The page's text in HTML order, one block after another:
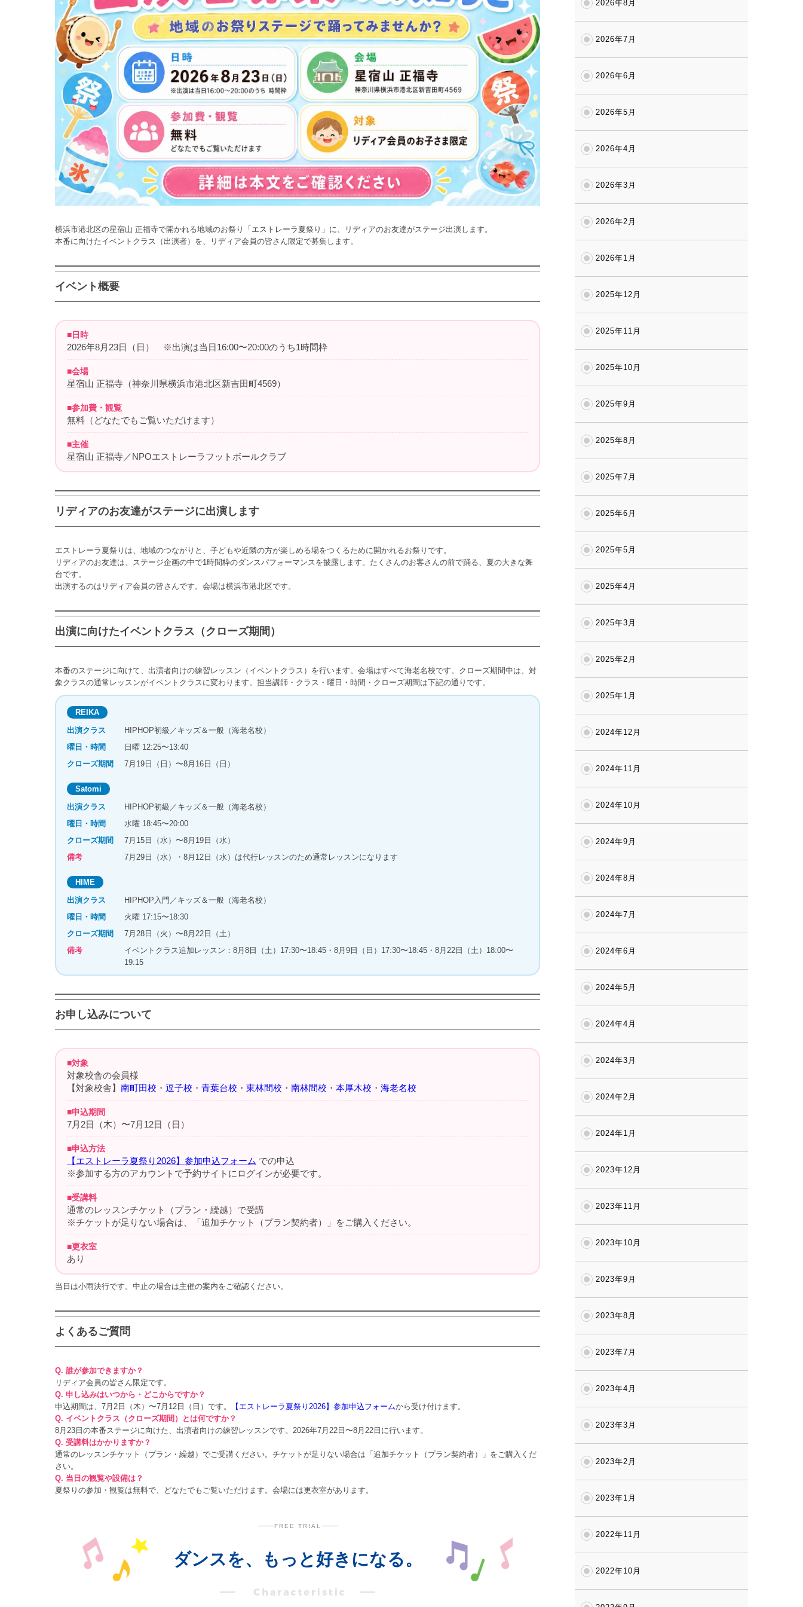
横浜市港北区の星宿山 正福寺で開かれる地域のお祭り「エストレーラ夏祭り」に、リディアのお友達がステージ出演します。
本番に向けたイベントクラス（出演者）を、リディア会員の皆さん限定で募集します。
イベント概要
■日時
2026年8月23日（日） ※出演は当日16:00〜20:00のうち1時間枠
■会場
星宿山 正福寺（神奈川県横浜市港北区新吉田町4569）
■参加費・観覧
無料（どなたでもご覧いただけます）
■主催
星宿山 正福寺／NPOエストレーラフットボールクラブ
リディアのお友達がステージに出演します
エストレーラ夏祭りは、地域のつながりと、子どもや近隣の方が楽しめる場をつくるために開かれるお祭りです。
リディアのお友達は、ステージ企画の中で1時間枠のダンスパフォーマンスを披露します。たくさんのお客さんの前で踊る、夏の大きな舞
台です。
出演するのはリディア会員の皆さんです。会場は横浜市港北区です。
出演に向けたイベントクラス（クローズ期間）
本番のステージに向けて、出演者向けの練習レッスン（イベントクラス）を行います。会場はすべて海老名校です。クローズ期間中は、対
象クラスの通常レッスンがイベントクラスに変わります。担当講師・クラス・曜日・時間・クローズ期間は下記の通りです。
REIKA
出演クラス
HIPHOP初級／キッズ＆一般（海老名校）
曜日・時間
日曜 12:25〜13:40
クローズ期間
7月19日（日）〜8月16日（日）
Satomi
出演クラス
HIPHOP初級／キッズ＆一般（海老名校）
曜日・時間
水曜 18:45〜20:00
クローズ期間
7月15日（水）〜8月19日（水）
備考
7月29日（水）・8月12日（水）は代行レッスンのため通常レッスンになります
HIME
出演クラス
HIPHOP入門／キッズ＆一般（海老名校）
曜日・時間
火曜 17:15〜18:30
クローズ期間
7月28日（火）〜8月22日（土）
備考
イベントクラス追加レッスン：8月8日（土）17:30〜18:45・8月9日（日）17:30〜18:45・8月22日（土）18:00〜
19:15
お申し込みについて
■対象
対象校舎の会員様
【対象校舎】 南町田校 ・ 逗子校 ・ 青葉台校 ・ 東林間校 ・ 南林間校 ・ 本厚木校 ・ 海老名校
■申込期間
7月2日（木）〜7月12日（日）
■申込方法
【エストレーラ夏祭り2026】参加申込フォーム での申込
※参加する方のアカウントで予約サイトにログインが必要です。
■受講料
通常のレッスンチケット（プラン・繰越）で受講
※チケットが足りない場合は、「追加チケット（プラン契約者）」をご購入ください。
■更衣室
あり
当日は小雨決行です。中止の場合は主催の案内をご確認ください。
よくあるご質問
Q. 誰が参加できますか？
リディア会員の皆さん限定です。
Q. 申し込みはいつから・どこからですか？
申込期間は、7月2日（木）〜7月12日（日）です。
【エストレーラ夏祭り2026】参加申込フォームから受け付けます。
Q. イベントクラス（クローズ期間）とは何ですか？
8月23日の本番ステージに向けた、出演者向けの練習レッスンです。2026年7月22日〜8月22日に行います。
Q. 受講料はかかりますか？
通常のレッスンチケット（プラン・繰越）でご受講ください。チケットが足りない場合は「追加チケット（プラン契約者）」をご購入くだ
さい。
Q. 当日の観覧や設備は？
夏祭りの参加・観覧は無料で、どなたでもご覧いただけます。会場には更衣室があります。
FREE TRIAL
ダンスを、もっと好きになる。
2026年8月
2026年7月
2026年6月
2026年5月
2026年4月
2026年3月
2026年2月
2026年1月
2025年12月
2025年11月
2025年10月
2025年9月
2025年8月
2025年7月
2025年6月
2025年5月
2025年4月
2025年3月
2025年2月
2025年1月
2024年12月
2024年11月
2024年10月
2024年9月
2024年8月
2024年7月
2024年6月
2024年5月
2024年4月
2024年3月
2024年2月
2024年1月
2023年12月
2023年11月
2023年10月
2023年9月
2023年8月
2023年7月
2023年4月
2023年3月
2023年2月
2023年1月
2022年11月
2022年10月